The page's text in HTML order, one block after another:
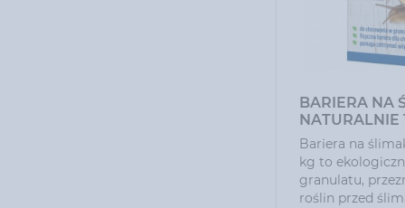
BARIERA NA
NATURALNIE
Bariera na
kg to
granulatu,
roślin przed